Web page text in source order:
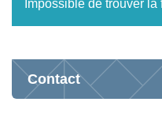
Impossible de trouver la
Contact